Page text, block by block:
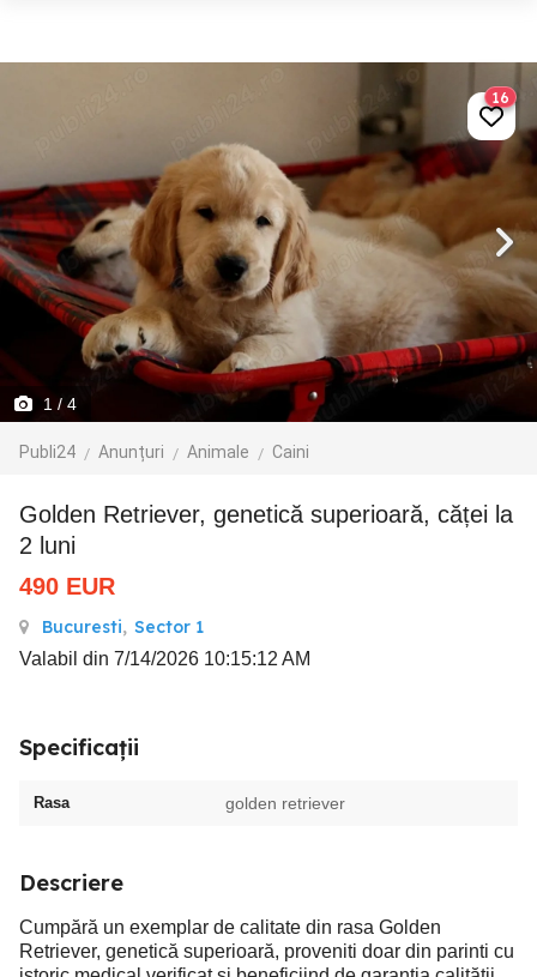
1 / 4
Publi24 Anunțuri Animale Caini
16
Golden Retriever, genetică superioară, căței la
2 luni
490 EUR
Bucuresti, Sector 1
Valabil din 7/14/2026 10:15:12 AM
Specificații
Rasa golden retriever
Descriere
Cumpără un exemplar de calitate din rasa Golden
Retriever, genetică superioară, proveniti doar din parinti cu